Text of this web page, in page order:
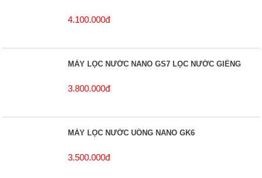
4.100.000đ
MÁY LỌC NƯỚC NANO GS7 LỌC NƯỚC GIẾNG
3.800.000đ
MÁY LỌC NƯỚC UỐNG NANO GK6
3.500.000đ